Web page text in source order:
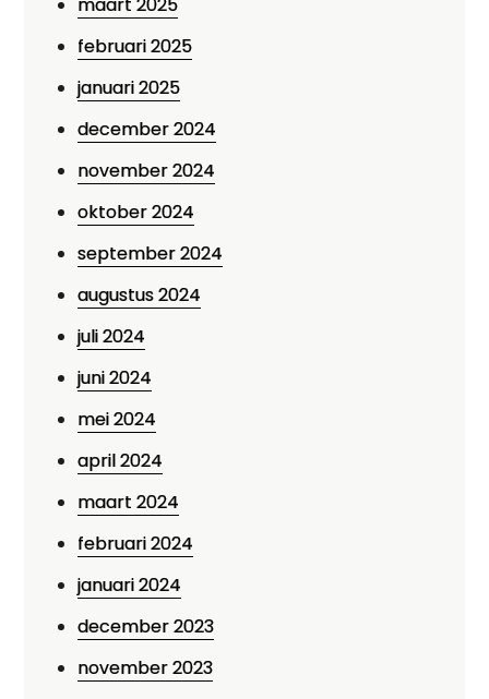
februari 2025
januari 2025
december 2024
november 2024
oktober 2024
september 2024
augustus 2024
juli 2024
juni 2024
mei 2024
april 2024
maart 2024
februari 2024
januari 2024
december 2023
november 2023